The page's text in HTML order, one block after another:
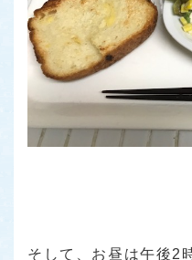
そして、お昼は午後2